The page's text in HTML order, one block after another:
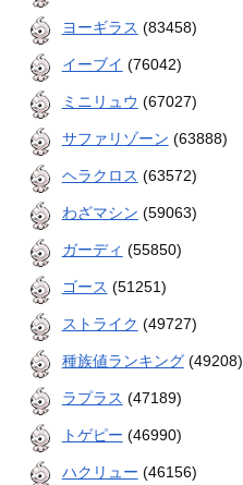
ヨーギラス (83458)
イーブイ (76042)
ミニリュウ (67027)
サファリゾーン (63888)
ヘラクロス (63572)
わざマシン (59063)
ガーディ (55850)
ゴース (51251)
ストライク (49727)
種族値ランキング(49208)
ラプラス (47189)
トゲピー (46990)
ハクリュー (46156)